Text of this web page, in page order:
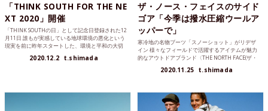
「THINK SOUTH FOR THE NE
XT 2020」開催
「THINK SOUTHの日」として記念日登録された12
月11日 誰もが実感している地球環境の悪化という
現実を前に昨年スタートした、環境と平和の大切
2020.12.2 t.shimada
ザ・ノース・フェイスのサイド
ゴア「今季は撥水圧縮ウールア
ッパーで」
寒冷地の名物ブーツ「スノーショット」がリデザ
イン 様々なフィールドで活躍するアイテムが魅力
的なアウトドアブランド〈THE NORTH FACE(ザ・
2020.11.25 t.shimada